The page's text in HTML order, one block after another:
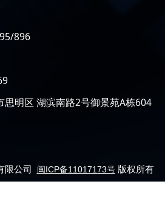
896
思明区 湖滨南路2号御景苑A栋604
限公司 闽ICP备11017173号版权所有